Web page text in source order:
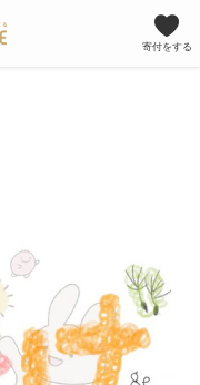
寄付をする